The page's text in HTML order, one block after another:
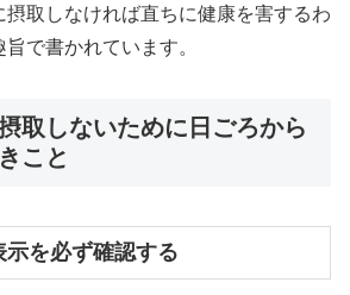
摂取しなければ直ちに健康を害するわ
で書かれています。
取しないために日ごろから
こと
を必ず確認する